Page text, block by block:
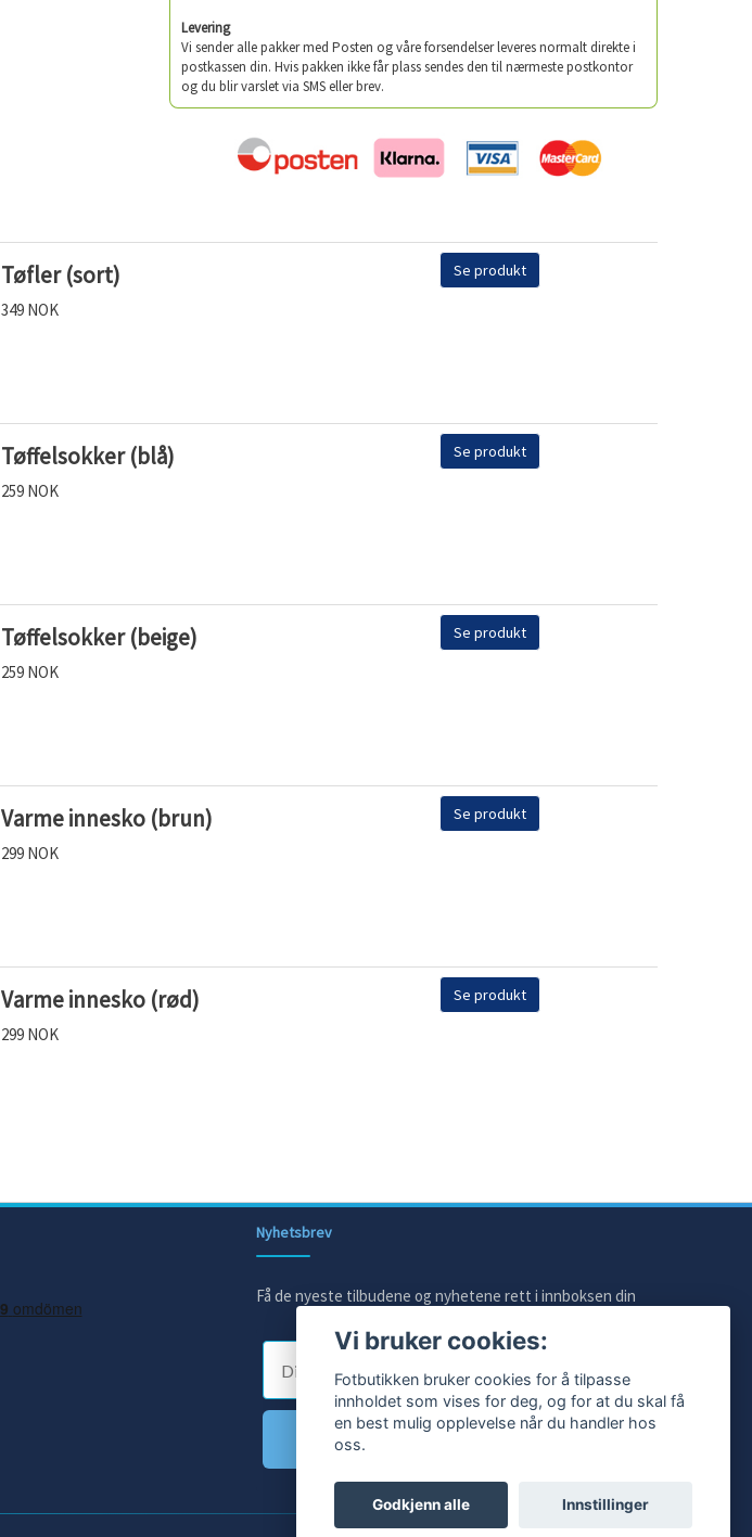
Levering
Vi sender alle pakker med Posten og våre forsendelser leveres normalt direkte i
postkassen din. Hvis pakken ikke får plass sendes den til nærmeste postkontor
og du blir varslet via SMS eller brev.
Tøfler (sort)
349 NOK
Se produkt
Tøffelsokker (blå)
259 NOK
Se produkt
Tøffelsokker (beige)
259 NOK
Se produkt
Varme innesko (brun)
299 NOK
Se produkt
Varme innesko (rød)
299 NOK
Se produkt
Nyhetsbrev
Få de nyeste tilbudene og nyhetene rett i innboksen din
E-post Vi bruker cookies:
Fotbutikken bruker cookies for å tilpasse
innholdet som vises for deg, og for at du skal få
en best mulig opplevelse når du handler hos
oss.
Godkjenn alle Innstillinger